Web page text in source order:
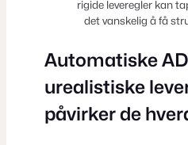
rigide leveregler kan
det vanskelig å få
Automatiske
urealistiske
påvirker de